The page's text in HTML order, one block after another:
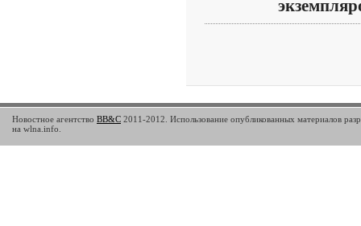
Новостное агентство BB&C 2011-2012. Использование опубликованных материалов
на wlna.info.